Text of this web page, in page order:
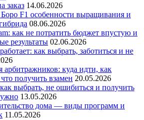
заказ 14.06.2026
Боро F1 особенности выращивания и
08.06.2026
как не потратить бюджет впустую и
результаты 02.06.2026
как выбрать, заботиться и не
арбитражников: куда идти, как
получить взамен 20.05.2026
выбрать, не ошибиться и получить
13.05.2026
дома — виды программ и
11.05.2026